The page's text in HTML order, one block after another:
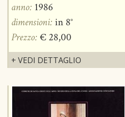
anno: 1986
dimensioni: in 8°
Prezzo: € 28,00
+ VEDI DETTAGLIO